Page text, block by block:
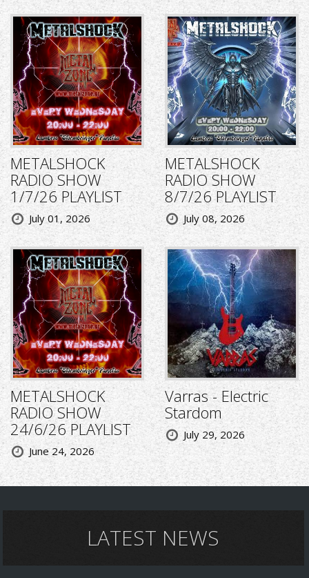
METALSHOCK
RADIO SHOW
1/7/26 PLAYLIST
July 01, 2026
METALSHOCK
RADIO SHOW
8/7/26 PLAYLIST
July 08, 2026
METALSHOCK
RADIO SHOW
24/6/26 PLAYLIST
June 24, 2026
Varras - Electric
Stardom
July 29, 2026
LATEST NEWS